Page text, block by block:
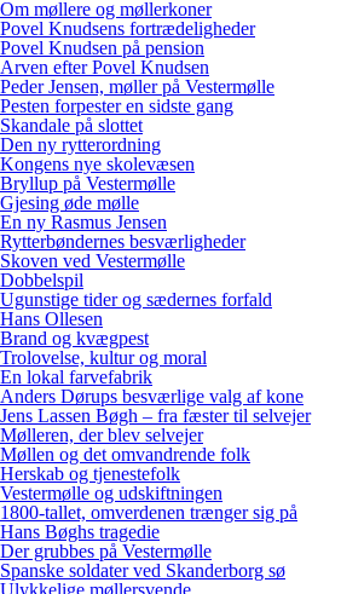
Om møllere og møllerkoner
Povel Knudsens fortrædeligheder
Povel Knudsen på pension
Arven efter Povel Knudsen
Peder Jensen, møller på Vestermølle
Pesten forpester en sidste gang
Skandale på slottet
Den ny rytterordning
Kongens nye skolevæsen
Bryllup på Vestermølle
Gjesing øde mølle
En ny Rasmus Jensen
Rytterbøndernes besværligheder
Skoven ved Vestermølle
Dobbelspil
Ugunstige tider og sædernes forfald
Hans Ollesen
Brand og kvægpest
Trolovelse, kultur og moral
En lokal farvefabrik
Anders Dørups besværlige valg af kone
Jens Lassen Bøgh – fra fæster til selvejer
Mølleren, der blev selvejer
Møllen og det omvandrende folk
Herskab og tjenestefolk
Vestermølle og udskiftningen
1800-tallet, omverdenen trænger sig på
Hans Bøghs tragedie
Der grubbes på Vestermølle
Spanske soldater ved Skanderborg sø
Ulykkelige møllersvende